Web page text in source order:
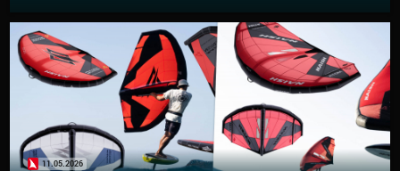
11.05.2026